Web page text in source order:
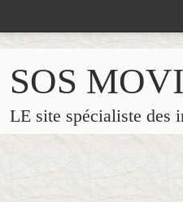
SOS
LE site spécialiste des